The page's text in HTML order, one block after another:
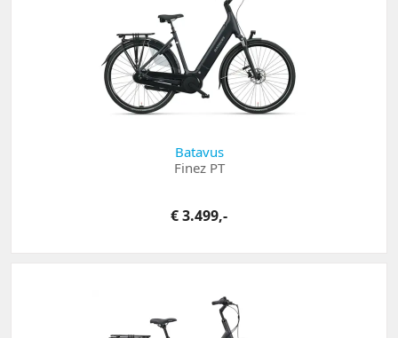
Batavus
Finez PT
€ 3.499,-